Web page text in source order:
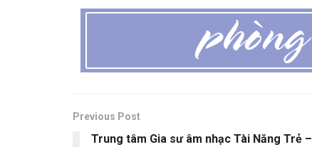
Previous Post
Trung tâm Gia sư âm nhạc Tài Năng Trẻ –